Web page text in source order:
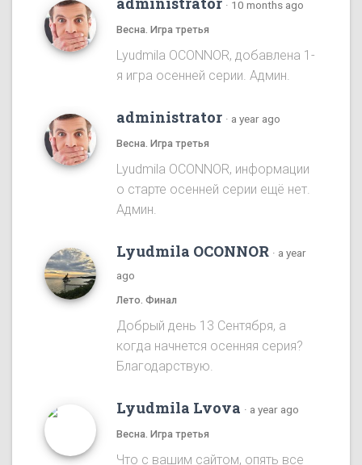
· 10 months ago
Весна. Игра третья
Lyudmila OCONNOR, добавлена 1-
я игра осенней серии. Админ.
administrator · a year ago
Весна. Игра третья
Lyudmila OCONNOR, информации
о старте осенней серии ещё нет.
Админ.
Lyudmila OCONNOR · a year
ago
Лето. Финал
Добрый день 13 Сентября, а
когда начнется осенняя серия?
Благодарствую.
Lyudmila Lvova · a year ago
Весна. Игра третья
Что с вашим сайтом, опять все